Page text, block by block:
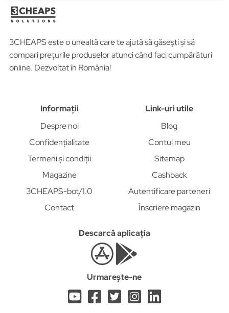
3CHEAPS este o unealtă care te ajută să găsești și să
compari prețurile produselor atunci când faci cumpărături
online. Dezvoltat în România!
Informații
Despre noi
Confidențialitate
Termeni și condiții
Magazine
3CHEAPS-bot/1.0
Contact
Link-uri utile
Blog
Contul meu
Sitemap
Cashback
Autentificare parteneri
Înscriere magazin
Descarcă aplicația
Urmarește-ne